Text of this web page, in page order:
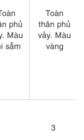
phủ
Màu
sẫm
Toàn
thân phủ
vảy. Màu
vàng
3